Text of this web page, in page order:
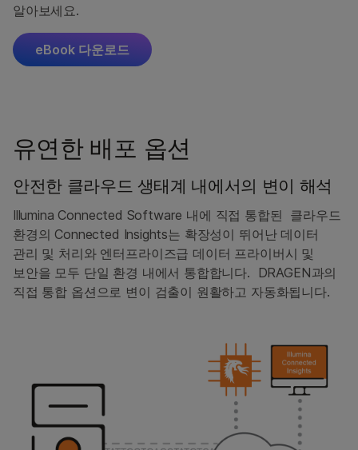
알아보세요.
eBook 다운로드
유연한 배포 옵션
안전한 클라우드 생태계 내에서의 변이 해석
Illumina Connected Software 내에 직접 통합된 클라우드
환경의 Connected Insights는 확장성이 뛰어난 데이터
관리 및 처리와 엔터프라이즈급 데이터 프라이버시 및
보안을 모두 단일 환경 내에서 통합합니다. DRAGEN과의
직접 통합 옵션으로 변이 검출이 원활하고 자동화됩니다.